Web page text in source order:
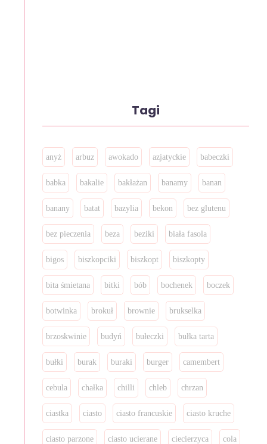
Tagi
anyż arbuz awokado azjatyckie babeczki
babka bakalie bakłażan banamy banan
banany batat bazylia bekon bez glutenu
bez pieczenia beza beziki biała fasola
bigos biszkopciki biszkopt biszkopty
bita śmietana bitki bób bochenek boczek
botwinka brokuł brownie brukselka
brzoskwinie budyń bułeczki bułka tarta
bułki burak buraki burger camembert
cebula chałka chilli chleb chrzan
ciastka ciasto ciasto francuskie ciasto kruche
ciasto parzone ciasto ucierane ciecierzyca cola